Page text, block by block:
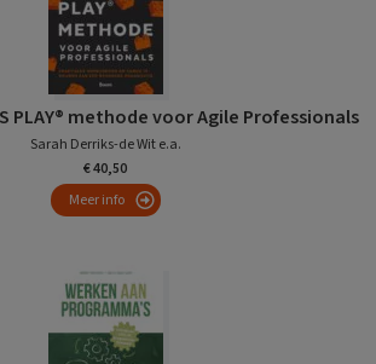
PLAY® methode voor Agile Professionals
Sarah Derriks-de Wit e.a.
€ 40,50
Meer info